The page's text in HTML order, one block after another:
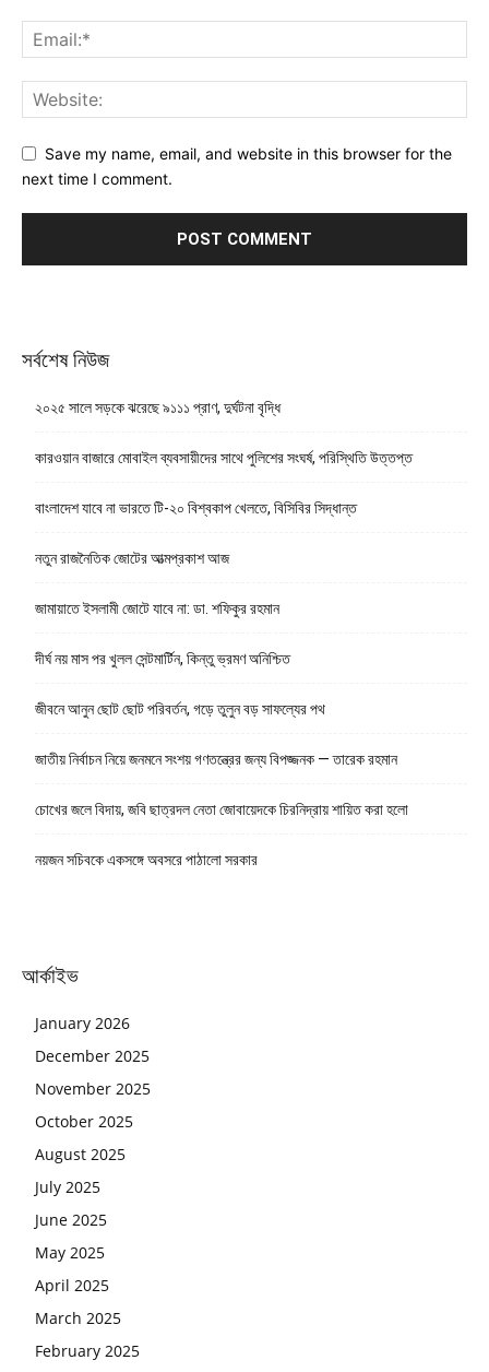
Save my name, email, and website in this browser for the
next time I comment.
সর্বশেষ নিউজ
২০২৫ সালে সড়কে ঝরেছে ৯১১১ প্রাণ, দুর্ঘটনা বৃদ্ধি
কারওয়ান বাজারে মোবাইল ব্যবসায়ীদের সাথে পুলিশের সংঘর্ষ, পরিস্থিতি উত্তপ্ত
বাংলাদেশ যাবে না ভারতে টি-২০ বিশ্বকাপ খেলতে, বিসিবির সিদ্ধান্ত
নতুন রাজনৈতিক জোটের আত্মপ্রকাশ আজ
জামায়াতে ইসলামী জোটে যাবে না: ডা. শফিকুর রহমান
দীর্ঘ নয় মাস পর খুলল সেন্টমার্টিন, কিন্তু ভ্রমণ অনিশ্চিত
জীবনে আনুন ছোট ছোট পরিবর্তন, গড়ে তুলুন বড় সাফল্যের পথ
জাতীয় নির্বাচন নিয়ে জনমনে সংশয় গণতন্ত্রের জন্য বিপজ্জনক — তারেক রহমান
চোখের জলে বিদায়, জবি ছাত্রদল নেতা জোবায়েদকে চিরনিদ্রায় শায়িত করা হলো
নয়জন সচিবকে একসঙ্গে অবসরে পাঠালো সরকার
আর্কাইভ
January 2026
December 2025
November 2025
October 2025
August 2025
July 2025
June 2025
May 2025
April 2025
March 2025
February 2025